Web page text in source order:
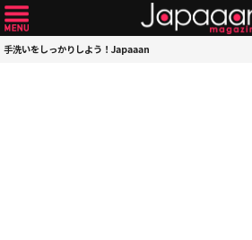
手洗いをしっかりしよう！Japaaan